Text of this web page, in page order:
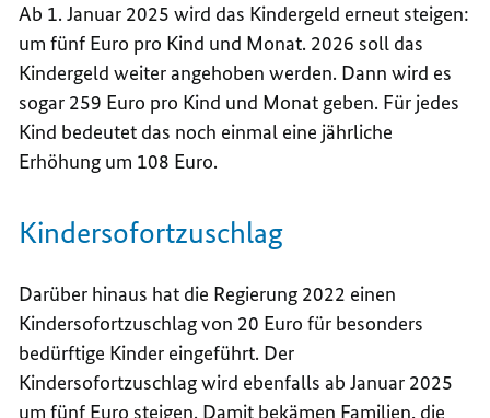
Ab 1. Januar 2025 wird das Kindergeld erneut steigen:
um fünf Euro pro Kind und Monat. 2026 soll das
Kindergeld weiter angehoben werden. Dann wird es
sogar 259 Euro pro Kind und Monat geben. Für jedes
Kind bedeutet das noch einmal eine jährliche
Erhöhung um 108 Euro.
Kindersofortzuschlag
Darüber hinaus hat die Regierung 2022 einen
Kindersofortzuschlag von 20 Euro für besonders
bedürftige Kinder eingeführt. Der
Kindersofortzuschlag wird ebenfalls ab Januar 2025
um fünf Euro steigen. Damit bekämen Familien, die